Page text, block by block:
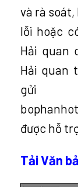
và rà soát,
lỗi hoặc
Hải quan
Hải quan
gửi
được hỗ
Tải Văn